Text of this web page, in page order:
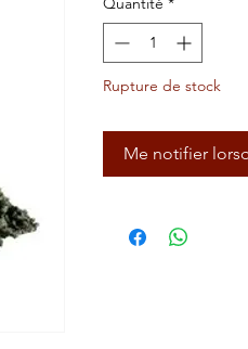
Rupture de stock
Me notifier